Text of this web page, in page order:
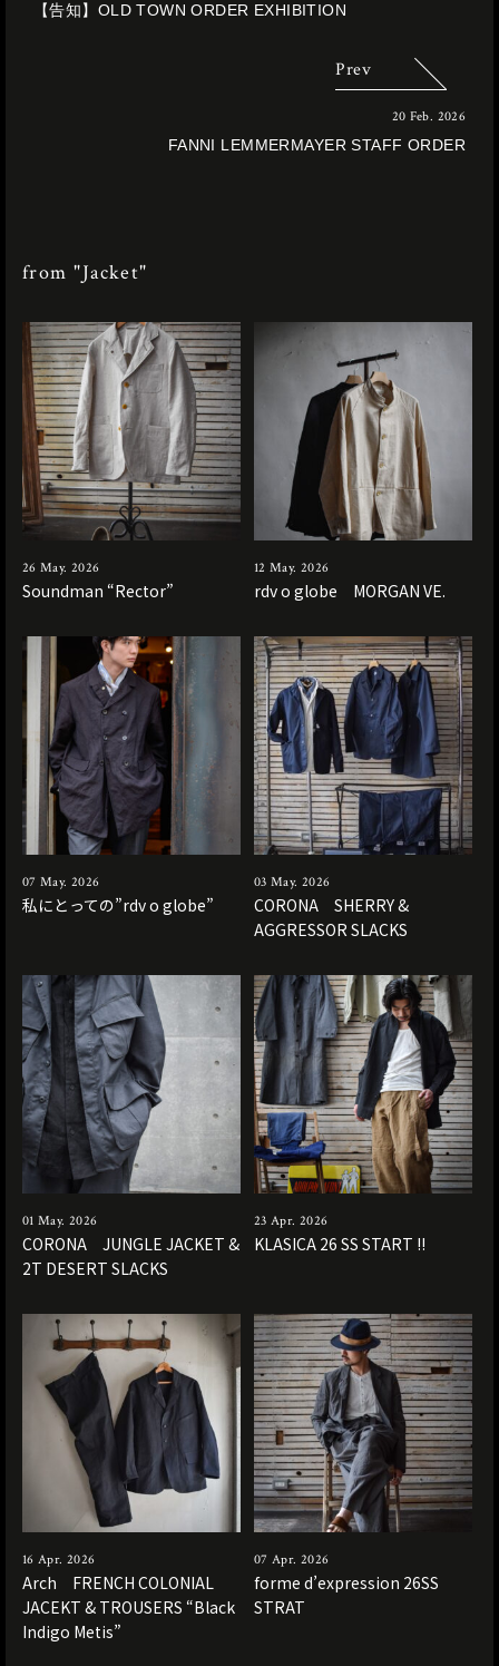
【告知】OLD TOWN ORDER EXHIBITION
Prev
20 Feb. 2026
FANNI LEMMERMAYER STAFF ORDER
from "Jacket"
26 May. 2026
Soundman “Rector”
12 May. 2026
rdv o globe MORGAN VE.
07 May. 2026
私にとっての”rdv o globe”
03 May. 2026
CORONA SHERRY &
AGGRESSOR SLACKS
01 May. 2026
CORONA JUNGLE JACKET &
2T DESERT SLACKS
23 Apr. 2026
KLASICA 26 SS START !!
16 Apr. 2026
Arch FRENCH COLONIAL
JACEKT & TROUSERS “Black
Indigo Metis”
07 Apr. 2026
forme d’expression 26SS
STRAT